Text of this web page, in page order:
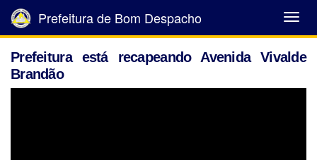
Abrir
Menu
Prefeitura de Bom Despacho
Prefeitura está recapeando Avenida Vivalde
Brandão